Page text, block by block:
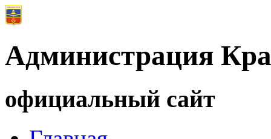
Администрация
официальный сайт